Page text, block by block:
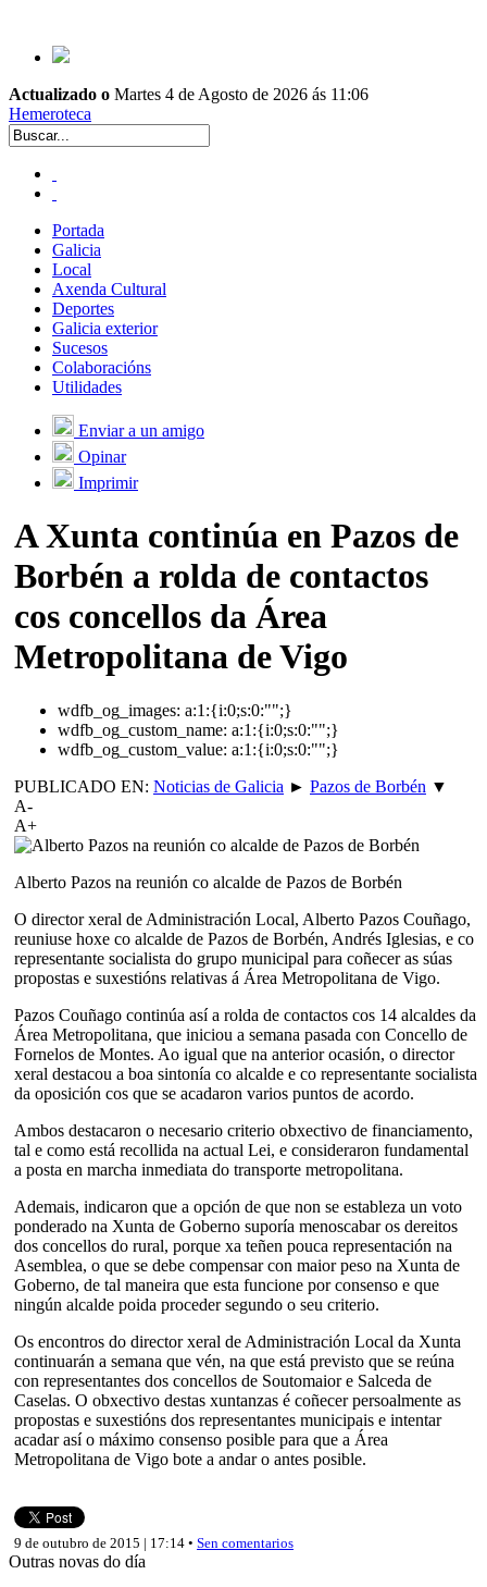
Actualizado o Martes 4 de Agosto de 2026 ás 11:06
Hemeroteca
Portada
Galicia
Local
Axenda Cultural
Deportes
Galicia exterior
Sucesos
Colaboracións
Utilidades
Enviar a un amigo
Opinar
Imprimir
A Xunta continúa en Pazos de
Borbén a rolda de contactos
cos concellos da Área
Metropolitana de Vigo
wdfb_og_images: a:1:{i:0;s:0:"";}
wdfb_og_custom_name: a:1:{i:0;s:0:"";}
wdfb_og_custom_value: a:1:{i:0;s:0:"";}
PUBLICADO EN: Noticias de Galicia ► Pazos de Borbén ▼
A-
A+
Alberto Pazos na reunión co alcalde de Pazos de Borbén
O director xeral de Administración Local, Alberto Pazos Couñago,
reuniuse hoxe co alcalde de Pazos de Borbén, Andrés Iglesias, e co
representante socialista do grupo municipal para coñecer as súas
propostas e suxestións relativas á Área Metropolitana de Vigo.
Pazos Couñago continúa así a rolda de contactos cos 14 alcaldes da
Área Metropolitana, que iniciou a semana pasada con Concello de
Fornelos de Montes. Ao igual que na anterior ocasión, o director
xeral destacou a boa sintonía co alcalde e co representante socialista
da oposición cos que se acadaron varios puntos de acordo.
Ambos destacaron o necesario criterio obxectivo de financiamento,
tal e como está recollida na actual Lei, e consideraron fundamental
a posta en marcha inmediata do transporte metropolitana.
Ademais, indicaron que a opción de que non se estableza un voto
ponderado na Xunta de Goberno suporía menoscabar os dereitos
dos concellos do rural, porque xa teñen pouca representación na
Asemblea, o que se debe compensar con maior peso na Xunta de
Goberno, de tal maneira que esta funcione por consenso e que
ningún alcalde poida proceder segundo o seu criterio.
Os encontros do director xeral de Administración Local da Xunta
continuarán a semana que vén, na que está previsto que se reúna
con representantes dos concellos de Soutomaior e Salceda de
Caselas. O obxectivo destas xuntanzas é coñecer persoalmente as
propostas e suxestións dos representantes municipais e intentar
acadar así o máximo consenso posible para que a Área
Metropolitana de Vigo bote a andar o antes posible.
9 de outubro de 2015 | 17:14 • Sen comentarios
Outras novas do día